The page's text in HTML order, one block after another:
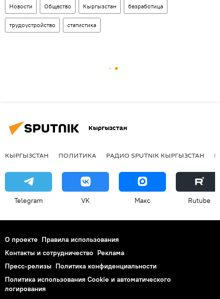
Новости Общество Кыргызстан безработица
трудоустройство статистика
Кыргызстан
КЫРГЫЗСТАН ПОЛИТИКА РАДИО SPUTNIK КЫРГЫЗСТАН
Telegram VK Макс Rutube
О проекте Правила использования
Контакты и сотрудничество Реклама
Пресс-релизы Политика конфиденциальности
Политика использования Cookie и автоматического
логирования